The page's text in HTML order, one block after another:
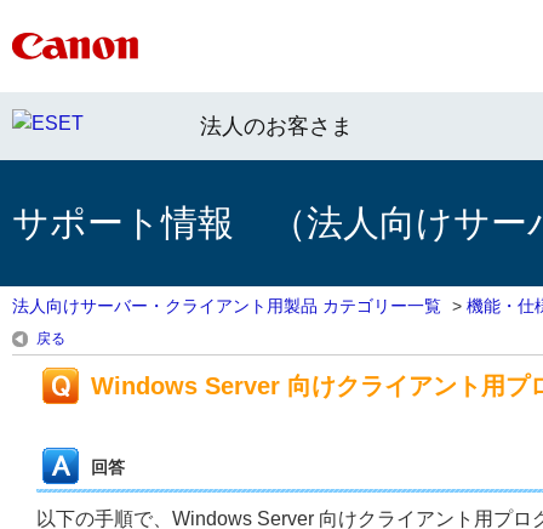
法人のお客さま
サポート情報 （法人向けサー
法人向けサーバー・クライアント用製品 カテゴリー一覧 > 機能・仕
戻る
Windows Server 向けクライアント用プ
回答
以下の手順で、Windows Server 向けクライアント用プ